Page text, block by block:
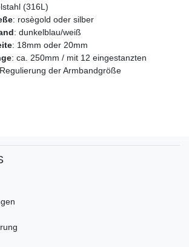
(316L)
: rosègold oder silber
: dunkelblau/weiß
: 18mm oder 20mm
: ca. 250mm / mit 12 eingestanzten
der Armbandgröße